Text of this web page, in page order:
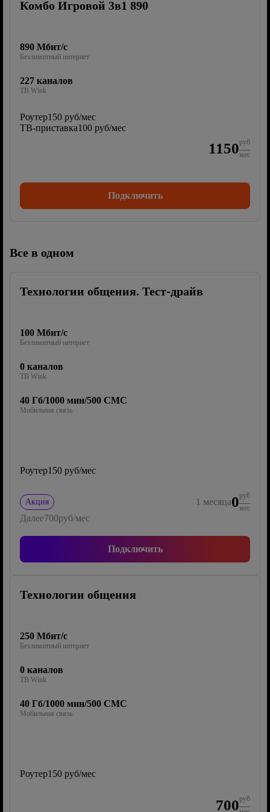
Комбо Игровой 3в1 890
890 Мбит/с
Безлимитный интернет
227 каналов
ТВ Wink
Роутер150 руб/мес
ТВ-приставка100 руб/мес
1150руб
мес
Подключить
Все в одном
Технологии общения. Тест-драйв
100 Мбит/с
Безлимитный интернет
0 каналов
ТВ Wink
40 Гб/1000 мин/500 СМС
Мобильная связь
Роутер150 руб/мес
Акция 1 месяца0руб
мес
Далее700руб/мес
Подключить
Технологии общения
250 Мбит/с
Безлимитный интернет
0 каналов
ТВ Wink
40 Гб/1000 мин/500 СМС
Мобильная связь
Роутер150 руб/мес
700руб